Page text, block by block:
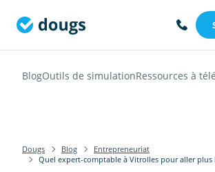
BlogOutils de simulationRessources à
Dougs Blog
Entrepreneuriat
Quel expert-comptable à Vitrolles pour aller plus